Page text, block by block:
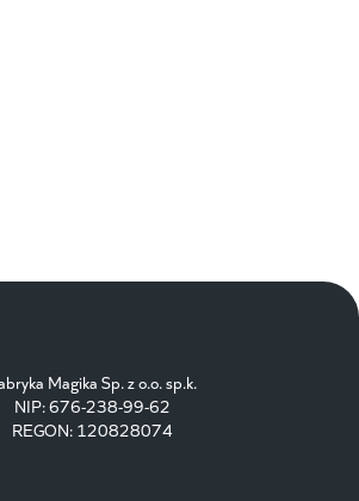
Magika Sp. z o.o. sp.k.
NIP: 676-238-99-62
REGON: 120828074